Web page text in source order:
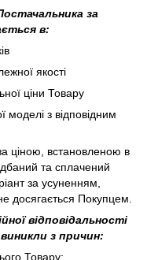
за
в:
якості
ціни Товару
моделі з відповідним
ціною, встановленою в
та сплачений
за усуненням,
досягається Покупцем.
відповідальності
виникли з причин:
Товару;